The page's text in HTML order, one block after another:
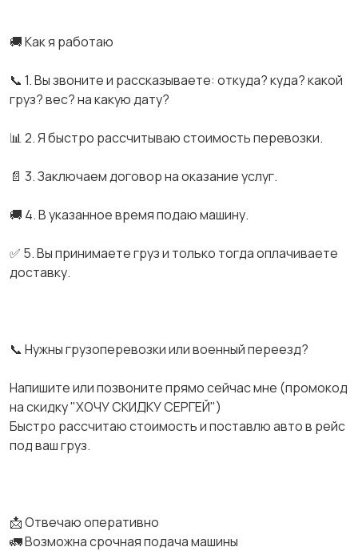
🚚 Как я работаю
📞 1. Вы звоните и рассказываете: откуда? куда? какой
груз? вес? на какую дату?
📊 2. Я быстро рассчитываю стоимость перевозки.
📄 3. Заключаем договор на оказание услуг.
🚚 4. В указанное время подаю машину.
✅ 5. Вы принимаете груз и только тогда оплачиваете
доставку.
📞 Нужны грузоперевозки или военный переезд?
Напишите или позвоните прямо сейчас мне (промокод
на скидку "ХОЧУ СКИДКУ СЕРГЕЙ")
Быстро рассчитаю стоимость и поставлю авто в рейс
под ваш груз.
📩 Отвечаю оперативно
🚛 Возможна срочная подача машины